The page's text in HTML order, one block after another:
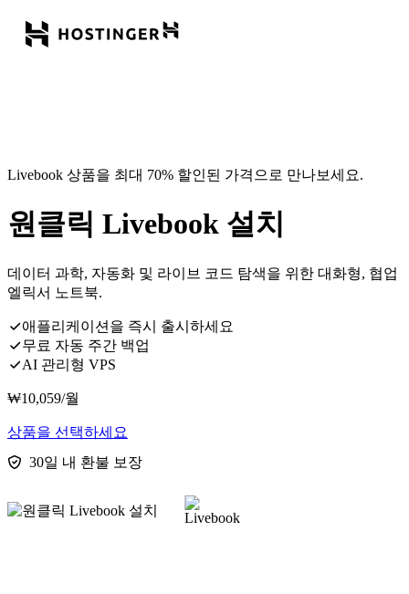
Livebook 상품을 최대 70% 할인된 가격으로 만나보세요.
원클릭 Livebook 설치
데이터 과학, 자동화 및 라이브 코드 탐색을 위한 대화형, 협업
엘릭서 노트북.
애플리케이션을 즉시 출시하세요
무료 자동 주간 백업
AI 관리형 VPS
₩10,059/월
상품을 선택하세요
30일 내 환불 보장